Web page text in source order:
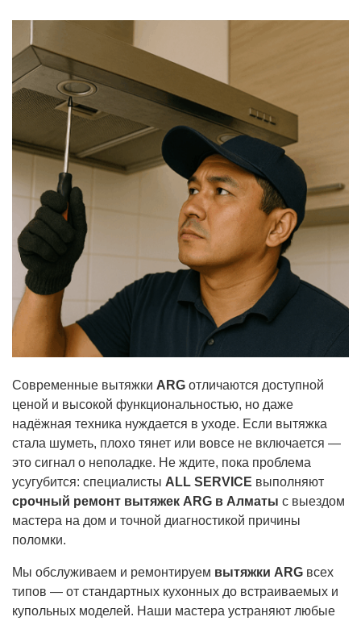
Современные вытяжки ARG отличаются доступной
ценой и высокой функциональностью, но даже
надёжная техника нуждается в уходе. Если вытяжка
стала шуметь, плохо тянет или вовсе не включается —
это сигнал о неполадке. Не ждите, пока проблема
усугубится: специалисты ALL SERVICE выполняют
срочный ремонт вытяжек ARG в Алматы с выездом
мастера на дом и точной диагностикой причины
поломки.
Мы обслуживаем и ремонтируем вытяжки ARG всех
типов — от стандартных кухонных до встраиваемых и
купольных моделей. Наши мастера устраняют любые